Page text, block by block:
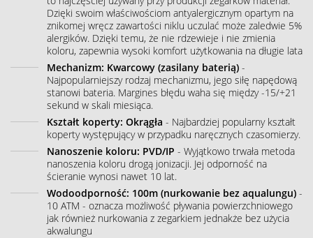
Dzięki swoim właściwościom antyalergicznym opartym na
znikomej wręcz zawartości niklu uczulać może zaledwie 5%
alergików. Dzięki temu, że nie rdzewieje i nie zmienia
koloru, zapewnia wysoki komfort użytkowania na długie lata
Mechanizm: Kwarcowy (zasilany baterią) -
Najpopularniejszy rodzaj mechanizmu, jego siłę napędową
stanowi bateria. Margines błędu waha się między -15/+21
sekund w skali miesiąca.
Kształt koperty: Okrągła - Najbardziej popularny kształt
koperty występujący w przypadku naręcznych czasomierzy.
Nanoszenie koloru: PVD/IP - Wyjątkowo trwała metoda
nanoszenia koloru drogą jonizacji. Jej odporność na
ścieranie wynosi nawet 10 lat.
Wodoodporność: 100m (nurkowanie bez aqualungu) -
10 ATM - oznacza możliwość pływania powierzchniowego
jak również nurkowania z zegarkiem jednakże bez użycia
akwalungu